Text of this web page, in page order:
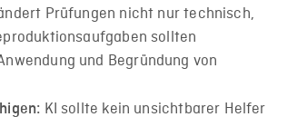
Prüfungen nicht nur technisch,
sollten
und Begründung von
KI sollte kein unsichtbarer Helfer